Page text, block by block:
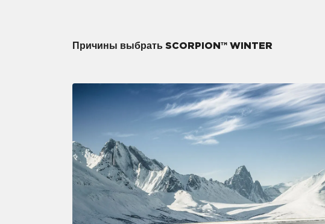
Причины выбрать SCORPION™ WINTER